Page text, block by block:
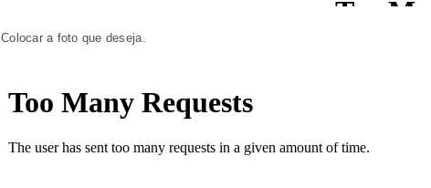
Colocar a foto que deseja.